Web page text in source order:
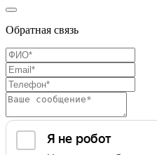
Обратная связь